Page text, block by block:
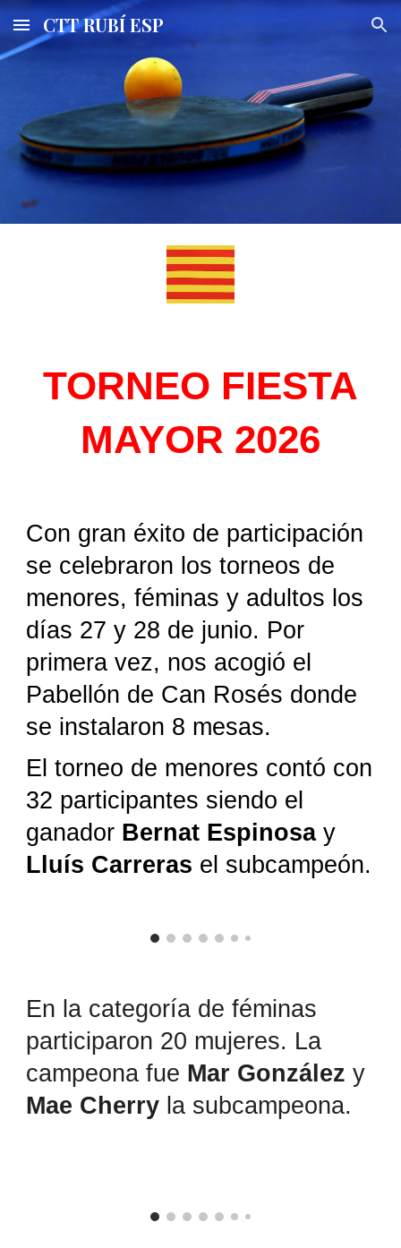
Skip to main content Skip to navigation
CTT RUBÍ ESP
TORNEO FIESTA
MAYOR 2026
Con gran éxito de participación
se celebraron los torneos de
menores, féminas y adultos los
días 27 y 28 de junio. Por
primera vez, nos acogió el
Pabellón de Can Rosés donde
se instalaron 8 mesas.
El torneo de menores contó con
32 participantes siendo el
ganador Bernat Espinosay
Lluís Carreras el subcampeón.
En la categoría de féminas
participaron 20 mujeres. La
campeona fue Mar González y
Mae Cherry la subcampeona.